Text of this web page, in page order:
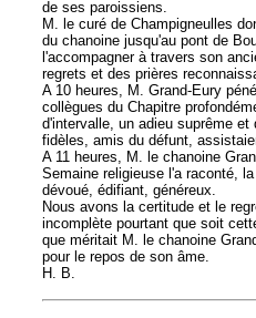
de ses paroissiens.
M. le curé de Champigneulles
du chanoine jusqu'au pont de
l'accompagner à travers son
regrets et des prières
A 10 heures, M. Grand-Eury
collègues du Chapitre
d'intervalle, un adieu suprême
fidèles, amis du défunt,
A 11 heures, M. le chanoine
Semaine religieuse l'a raconté,
dévoué, édifiant, généreux.
Nous avons la certitude et le
incomplète pourtant que soit
que méritait M. le chanoine
pour le repos de son âme.
H. B.